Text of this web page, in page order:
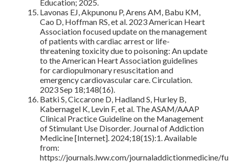
Education; 2025.
Lavonas EJ, Akpunonu P, Arens AM, Babu KM,
Cao D, Hoffman RS, et al. 2023 American Heart
Association focused update on the management
of patients with cardiac arrest or life-
threatening toxicity due to poisoning: An update
to the American Heart Association guidelines
for cardiopulmonary resuscitation and
emergency cardiovascular care. Circulation.
2023 Sep 18;148(16).
Batki S, Ciccarone D, Hadland S, Hurley B,
Kabernagel K, Levin F, et al. The ASAM/AAAP
Clinical Practice Guideline on the Management
of Stimulant Use Disorder. Journal of Addiction
Medicine [Internet]. 2024;18(1S):1. Available
from:
https://journals.lww.com/journaladdictionmedicine/